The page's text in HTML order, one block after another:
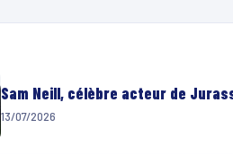
Sam Neill, célèbre acteur de
13/07/2026